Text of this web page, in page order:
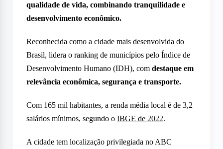
qualidade de vida, combinando tranquilidade e
desenvolvimento econômico.
Reconhecida como a cidade mais desenvolvida do
Brasil, lidera o ranking de municípios pelo Índice de
Desenvolvimento Humano (IDH), com destaque em
relevância econômica, segurança e transporte.
Com 165 mil habitantes, a renda média local é de 3,2
salários mínimos, segundo o IBGE de 2022.
A cidade tem localização privilegiada no ABC